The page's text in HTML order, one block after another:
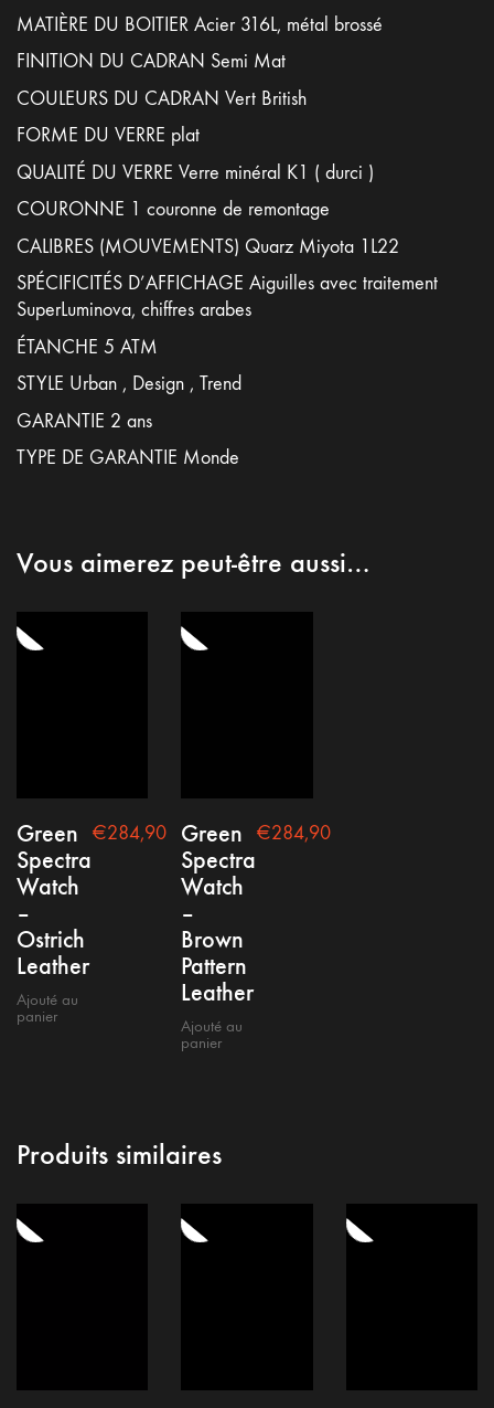
MATIÈRE DU BOITIER Acier 316L, métal brossé
FINITION DU CADRAN Semi Mat
COULEURS DU CADRAN Vert British
FORME DU VERRE plat
QUALITÉ DU VERRE Verre minéral K1 ( durci )
COURONNE 1 couronne de remontage
CALIBRES (MOUVEMENTS) Quarz Miyota 1L22
SPÉCIFICITÉS D’AFFICHAGE Aiguilles avec traitement
SuperLuminova, chiffres arabes
ÉTANCHE 5 ATM
STYLE Urban , Design , Trend
GARANTIE 2 ans
TYPE DE GARANTIE Monde
Vous aimerez peut-être aussi…
Green
Spectra
Watch
–
Ostrich
Leather
Ajouté au
panier
€284,90
Green
Spectra
Watch
–
Brown
Pattern
Leather
Ajouté au
panier
€284,90
Produits similaires
Conditions générales